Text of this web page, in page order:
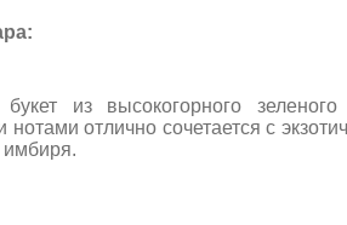
из высокогорного
нотами отлично сочетается с
имбиря.